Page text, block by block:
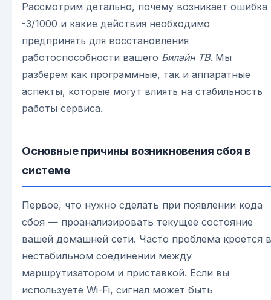
Рассмотрим детально, почему возникает ошибка
-3/1000 и какие действия необходимо
предпринять для восстановления
работоспособности вашего Билайн ТВ. Мы
разберем как программные, так и аппаратные
аспекты, которые могут влиять на стабильность
работы сервиса.
Основные причины возникновения сбоя в
системе
Первое, что нужно сделать при появлении кода
сбоя — проанализировать текущее состояние
вашей домашней сети. Часто проблема кроется в
нестабильном соединении между
маршрутизатором и приставкой. Если вы
используете Wi-Fi, сигнал может быть